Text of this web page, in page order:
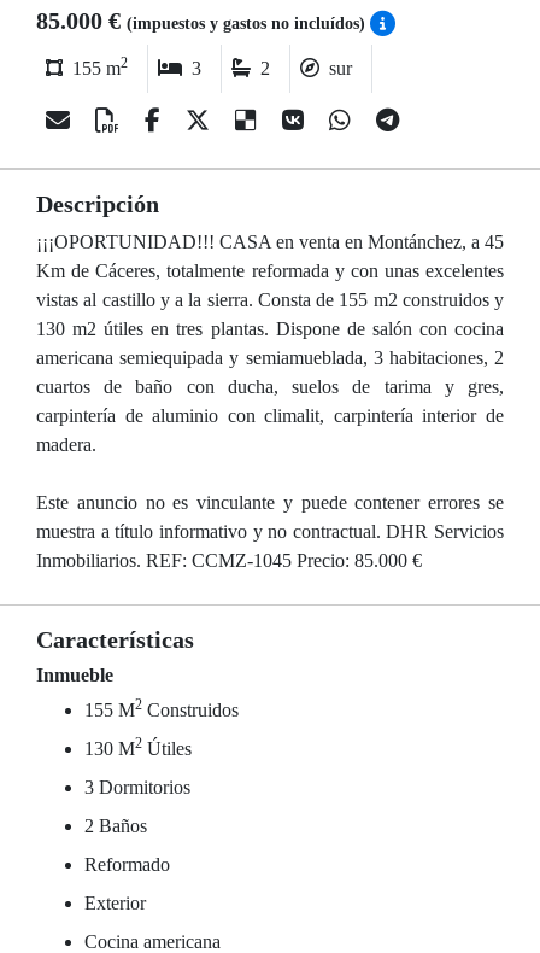
85.000 € (impuestos y gastos no incluídos)
155 m2 3 2 sur
Descripción
¡¡¡OPORTUNIDAD!!! CASA en venta en Montánchez, a 45
Km de Cáceres, totalmente reformada y con unas excelentes
vistas al castillo y a la sierra. Consta de 155 m2 construidos y
130 m2 útiles en tres plantas. Dispone de salón con cocina
americana semiequipada y semiamueblada, 3 habitaciones, 2
cuartos de baño con ducha, suelos de tarima y gres,
carpintería de aluminio con climalit, carpintería interior de
madera.
Este anuncio no es vinculante y puede contener errores se
muestra a título informativo y no contractual. DHR Servicios
Inmobiliarios. REF: CCMZ-1045 Precio: 85.000 €
Características
Inmueble
155 M2 Construidos
130 M2 Útiles
3 Dormitorios
2 Baños
Reformado
Exterior
Cocina americana